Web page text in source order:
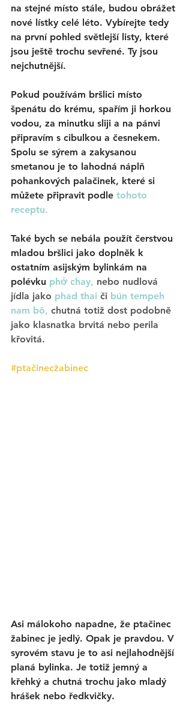
na stejné místo stále, budou obrážet
nové lístky celé léto. Vybírejte tedy
na první pohled světlejší listy, které
jsou ještě trochu sevřené. Ty jsou
nejchutnější.
Pokud používám bršlici místo
špenátu do krému, spařím ji horkou
vodou, za minutku sliji a na pánvi
připravím s cibulkou a česnekem.
Spolu se sýrem a zakysanou
smetanou je to lahodná náplň
pohankových palačinek, které si
můžete připravit podle tohoto
receptu.
Také bych se nebála použít čerstvou
mladou bršlici jako doplněk k
ostatním asijským bylinkám na
polévku phở chay, nebo nudlová
jídla jako phad thai či bún tempeh
nam bô, chutná totiž dost podobně
jako klasnatka brvitá nebo perila
křovitá.
#ptačinecžabinec
Asi málokoho napadne, že ptačinec
žabinec je jedlý. Opak je pravdou. V
syrovém stavu je to asi nejlahodnější
planá bylinka. Je totiž jemný a
křehký a chutná trochu jako mladý
hrášek nebo ředkvičky.